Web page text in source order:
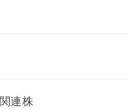
連株